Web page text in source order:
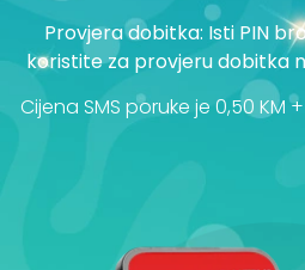
Provjera dobitka: Isti PIN
koristite za provjeru dobitka
Cijena SMS poruke je 0,50 KM +